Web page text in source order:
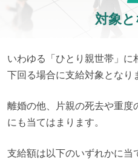
対象
いわゆる「ひとり親世帯」に
下回る場合に支給対象となり
離婚の他、片親の死去や重度
にも当てはまります。
支給額は以下のいずれかに当